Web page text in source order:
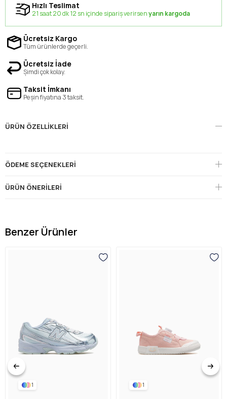
Hızlı Teslimat
21 saat 20 dk 11 sn içinde sipariş verirsenyarın kargoda
Ücretsiz Kargo
Tüm ürünlerde geçerli.
Ücretsiz İade
Şimdi çok kolay.
Taksit İmkanı
Peşin fiyatına 3 taksit.
ÜRÜN ÖZELLIKLERI
ÖDEME SEÇENEKLERI
ÜRÜN ÖNERILERI
Benzer Ürünler
1 1